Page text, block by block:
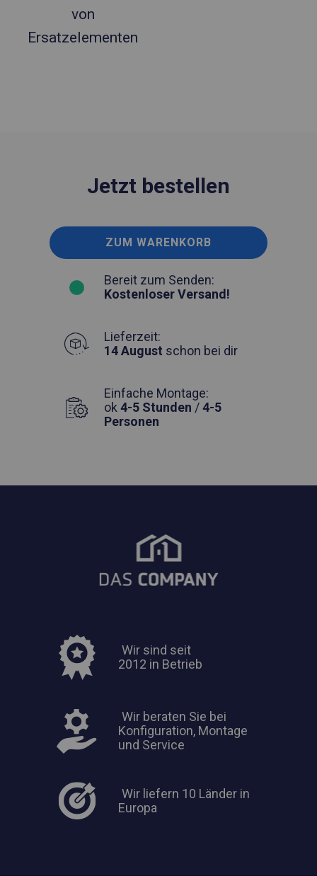
von
Ersatzelementen
Jetzt bestellen
ZUM WARENKORB
Bereit zum Senden:
Kostenloser Versand!
Lieferzeit:
14 August schon bei dir
Einfache Montage:
ok 4-5 Stunden /4-5
Personen
Wir sind seit
2012 in Betrieb
Wir beraten Sie bei
Konfiguration, Montage
und Service
Wir liefern 10 Länder in
Europa